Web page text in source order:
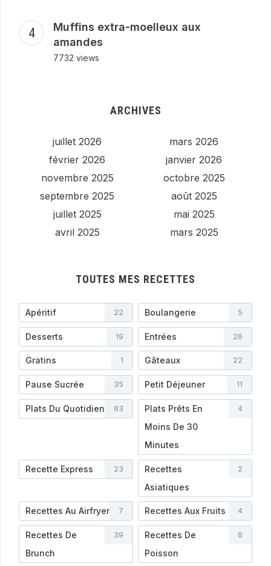
Muffins extra-moelleux aux
amandes
7732 views
ARCHIVES
juillet 2026
mars 2026
février 2026
janvier 2026
novembre 2025
octobre 2025
septembre 2025
août 2025
juillet 2025
mai 2025
avril 2025
mars 2025
TOUTES MES RECETTES
Apéritif 22 Boulangerie 5
Desserts 19 Entrées 26
Gratins 1 Gâteaux 22
Pause Sucrée 35 Petit Déjeuner 11
Plats Du Quotidien 63
Plats Prêts En
Moins De 30
Minutes
4
Recette Express 23
Recettes
Asiatiques
2
Recettes Au Airfryer 7 Recettes Aux Fruits 4
Recettes De
Brunch
39
Recettes De
Poisson
6